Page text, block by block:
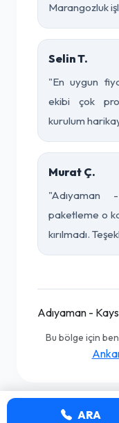
Marangozluk
Selin T.
"En uygun
ekibi çok
kurulum
Murat Ç.
"Adıyaman
paketleme o
kırılmadı.
Adıyaman -
Bu bölge için
ARA